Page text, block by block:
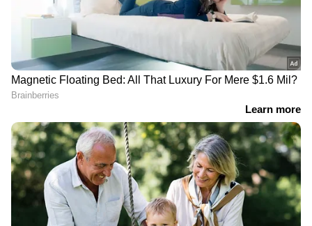
RECOMMENDED STORIES